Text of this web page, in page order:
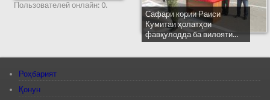
Пользователей онлайн: 0.
Сафари кории Раиси
Кумитаи ҳолатҳои
фавқулодда ба вилояти...
Роҳбарият
Қонун